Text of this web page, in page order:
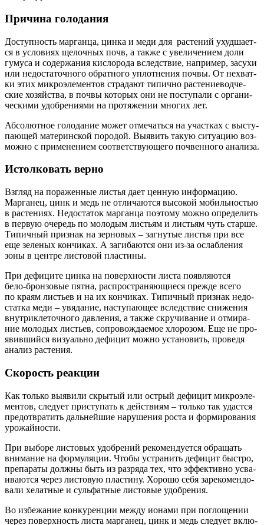
Причина голодания
Доступ­ность мар­ган­ца, цин­ка и меди для рас­те­ний ухуд­ша­ет­
ся в усло­ви­ях щелоч­ных почв, а так­же с уве­ли­че­ни­ем доли
гуму­са и содер­жа­ния кис­ло­ро­да вслед­ствие, напри­мер, засу­хи
или недо­ста­точ­но­го обрат­но­го уплот­не­ния поч­вы. От нехват­
ки этих мик­ро­эле­мен­тов стра­да­ют типич­но рас­те­ние­вод­че­
ские хозяй­ства, в поч­вы кото­рых они не посту­па­ли с орга­ни­
че­ски­ми удоб­ре­ни­я­ми на про­тя­же­нии мно­гих лет.
Абсо­лют­ное голо­да­ние может отме­чать­ся на участ­ках с высту­
па­ю­щей мате­рин­ской поро­дой. Выявить такую ситу­а­цию воз­
мож­но с при­ме­не­ни­ем соот­вет­ству­ю­ще­го поч­вен­но­го анализа.
Истолковать верно
Взгляд на пора­жен­ные листья дает цен­ную инфор­ма­цию.
Мар­га­нец, цинк и медь не отли­ча­ют­ся высо­кой мобиль­но­стью
в рас­те­ни­ях. Недо­ста­ток мар­ган­ца поэто­му мож­но опре­де­лить
в первую оче­редь по моло­дым листьям и листьям чуть стар­ше.
Типич­ный при­знак на зер­но­вых – загну­тые листья при все
еще зеле­ных кон­чи­ках. А заги­ба­ют­ся они из‑за ослаб­ле­ния
зоны в цен­тре листо­вой пластины.
При дефи­ци­те цин­ка на поверх­но­сти листа появ­ля­ют­ся
бело‑бронзовые пят­на, рас­про­стра­ня­ю­щи­е­ся преж­де все­го
по кра­ям листьев и на их кон­чи­ках. Типич­ный при­знак недо­
стат­ка меди – увя­да­ние, насту­па­ю­щее вслед­ствие сни­же­ния
внут­ри­кле­точ­но­го дав­ле­ния, а так­же скру­чи­ва­ние и отми­ра­
ние моло­дых листьев, сопро­вож­да­е­мое хло­ро­зом. Еще не про­
явив­ший­ся визу­аль­но дефи­цит мож­но уста­но­вить, про­ве­дя
ана­лиз растения.
Скорость реакции
Как толь­ко выяви­ли скры­тый или ост­рый дефи­цит мик­ро­эле­
мен­тов, сле­ду­ет при­сту­пать к дей­стви­ям – толь­ко так удаст­ся
предот­вра­тить даль­ней­шие нару­ше­ния роста и фор­ми­ро­ва­ния
урожайности.
При выбо­ре листо­вых удоб­ре­ний реко­мен­ду­ет­ся обра­щать
вни­ма­ние на фор­му­ля­ции. Что­бы устра­нить дефи­цит быст­ро,
пре­па­ра­ты долж­ны быть из раз­ря­да тех, что эффек­тив­но усва­
и­ва­ют­ся через листо­вую пла­сти­ну. Хоро­шо себя заре­ко­мен­до­
ва­ли хелат­ные и суль­фат­ные листо­вые удобрения.
Во избе­жа­ние кон­ку­рен­ции меж­ду иона­ми при погло­ще­нии
через поверх­ность листа мар­га­нец, цинк и медь сле­ду­ет вклю­